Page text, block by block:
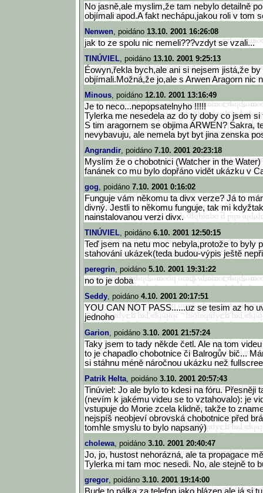
No jasně,ale myslim,že tam nebylo detailně
objímali apod.A fakt nechápu,jakou roli v tom
Nenwen, poidáno 13.10. 2001 16:26:08
jak to ze spolu nic nemeli???vzdyt se vzali...
TINÚVIEL, poidáno 13.10. 2001 9:25:13
Éowyn,řekla bych,ale ani si nejsem jistá,že
objímali.Možná,že jo,ale s Arwen Aragorn nic
Minous, poidáno 12.10. 2001 13:16:49
Je to neco...nepopsatelnyho !!!!!
Tylerka me nesedela az do ty doby co jsem si
S tim aragornem se objima ARWEN? Sakra,
nevybavuju, ale nemela byt byt jina zenska
Angrandir, poidáno 7.10. 2001 20:23:18
Myslím že o chobotnici (Watcher in the
fanánek co mu bylo dopřáno vidět ukázku v
gog, poidáno 7.10. 2001 0:16:02
Funguje vám někomu ta divx verze? Já to
divný. Jestli to někomu funguje, tak mi
nainstalovanou verzi divx.
TINÚVIEL, poidáno 6.10. 2001 12:50:15
Teď jsem na netu moc nebyla,protože to byly
stahování ukázek(teda budou-výpis ještě
peregrin, poidáno 5.10. 2001 19:31:22
no to je doba
Seddy, poidáno 4.10. 2001 20:17:51
YOU CAN NOT PASS......uz se tesim az ho
jednoho
Garion, poidáno 3.10. 2001 21:57:24
Taky jsem to tady někde četl. Ale na tom
to je chapadlo chobotnice či Balrogův bič...
si stáhnu méně náročnou ukázku než
Patrik Helta, poidáno 3.10. 2001 20:57:43
Tinúviel: Jo ale bylo to kdesi na fóru. Přesněji
(nevím k jakému videu se to vztahovalo): je
vstupuje do Morie zcela klidně, takže to
nejspíš neobjeví obrovská chobotnice před
tomhle smyslu to bylo napsaný)
cholewa, poidáno 3.10. 2001 20:40:47
Jo, jo, hustost nehorázná, ale ta propagace
Tylerka mi tam moc nesedi. No, ale stejně to
gregor, poidáno 3.10. 2001 19:14:00